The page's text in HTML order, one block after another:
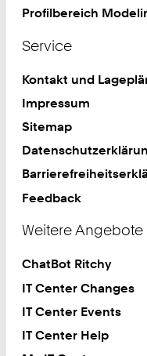
Profilbereich
Service
Kontakt und
Impressum
Sitemap
Feedback
Weitere Angebote
ChatBot Ritchy
IT Center Changes
IT Center Events
IT Center Help